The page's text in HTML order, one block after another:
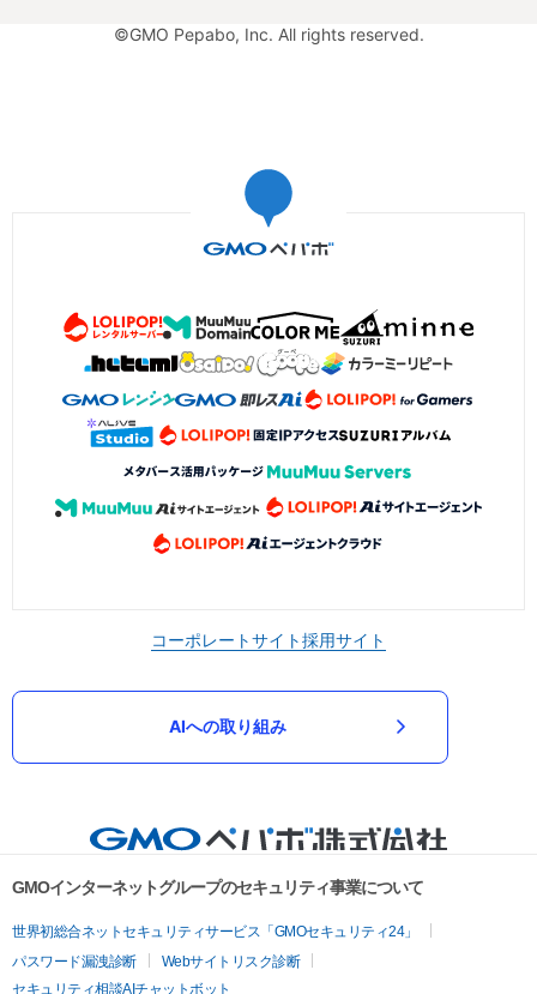
©GMO Pepabo, Inc. All rights reserved.
コーポレートサイト採用サイト
AIへの取り組み
GMOインターネットグループのセキュリティ事業について
世界初総合ネットセキュリティサービス「GMOセキュリティ24」
パスワード漏洩診断
Webサイトリスク診断
セキュリティ相談AIチャットボット